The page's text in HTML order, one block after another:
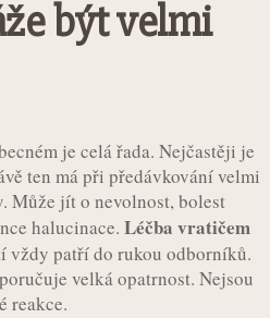
být velmi
je celá řada. Nejčastěji je
ten má při předávkování velmi
Může jít o nevolnost, bolest
halucinace. Léčba vratičem
patří do rukou odborníků.
velká opatrnost. Nejsou
reakce.